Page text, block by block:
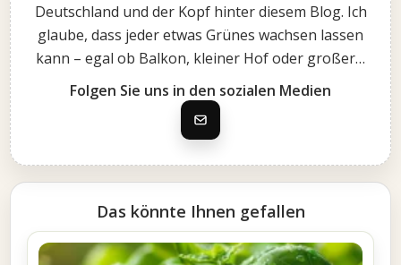
Deutschland und der Kopf hinter diesem Blog. Ich
glaube, dass jeder etwas Grünes wachsen lassen
kann – egal ob Balkon, kleiner Hof oder großer…
Folgen Sie uns in den sozialen Medien
Das könnte Ihnen gefallen